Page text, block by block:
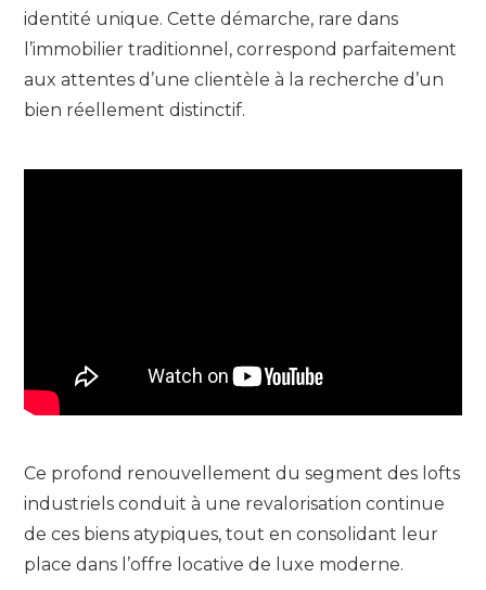
identité unique. Cette démarche, rare dans
l’immobilier traditionnel, correspond parfaitement
aux attentes d’une clientèle à la recherche d’un
bien réellement distinctif.
Ce profond renouvellement du segment des lofts
industriels conduit à une revalorisation continue
de ces biens atypiques, tout en consolidant leur
place dans l’offre locative de luxe moderne.